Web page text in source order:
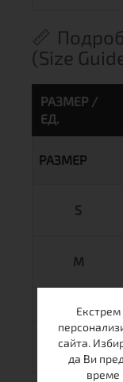
📏
(Size
РАЗМЕР /
ЕД.
РАЗМЕР
S
M
L
XL
Екстрем
сайта.
да Ви
време